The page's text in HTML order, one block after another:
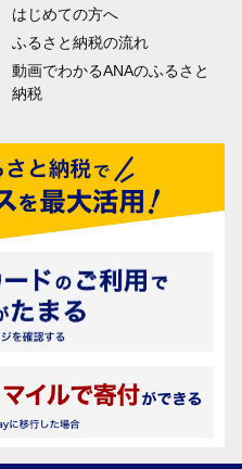
はじめての方へ
ふるさと納税の流れ
動画でわかるANAのふるさと
納税